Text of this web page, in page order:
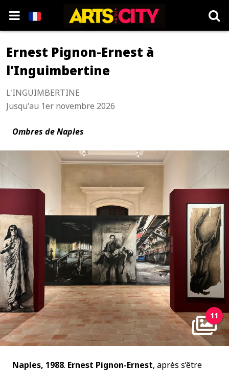
Ernest Pignon-Ernest à
l'Inguimbertine
L'INGUIMBERTINE
Jusqu'au 1er novembre 2026
Ombres de Naples
11
Naples, 1988. Ernest Pignon-Ernest, après s’être